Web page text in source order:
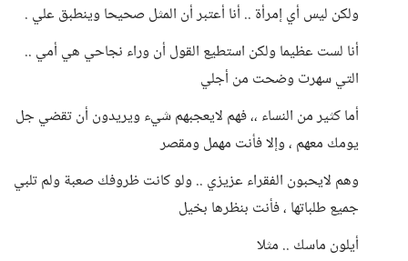
ولكن ليس أي إمرأة .. أنا أعتبر أن المثل صحيحا وينطبق علي .
أنا لست عظيما ولكن استطيع القول أن وراء نجاحي هي أمي ..
التي سهرت وضحت من أجلي
أما كثير من النساء ،، فهم لايعجبهم شيء ويريدون أن تقضي جل
يومك معهم ، وإلا فأنت مهمل ومقصر
وهم لايحبون الفقراء عزيزي .. ولو كانت ظروفك صعبة ولم تلبي
جميع طلباتها ، فأنت بنظرها بخيل
أيلون ماسك .. مثلا